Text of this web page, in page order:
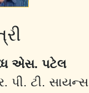
એસ. પટેલ
પી. ટી. સાયન્સ